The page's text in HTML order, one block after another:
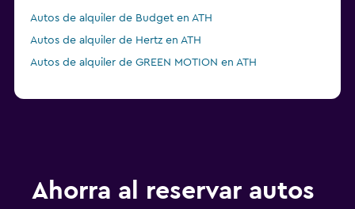
Autos de alquiler de Budget en ATH
Autos de alquiler de Hertz en ATH
Autos de alquiler de GREEN MOTION en ATH
Ahorra al reservar autos